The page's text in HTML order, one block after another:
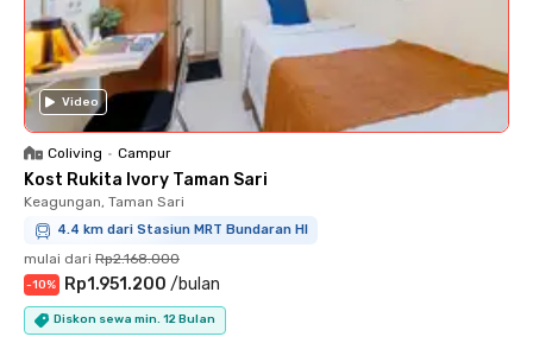
Video
Coliving • Campur
Kost Rukita Ivory Taman Sari
Keagungan, Taman Sari
4.4 km dari Stasiun MRT Bundaran HI
mulai dari Rp2.168.000
-10% Rp1.951.200 /bulan
Diskon sewa min. 12 Bulan